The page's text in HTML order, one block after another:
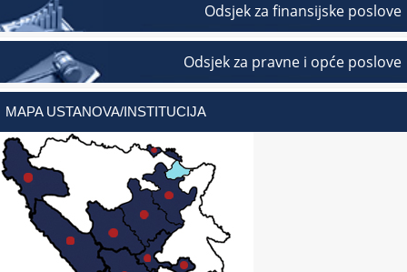
Odsjek za finansijske poslove
Odsjek za pravne i opće poslove
MAPA USTANOVA/INSTITUCIJA